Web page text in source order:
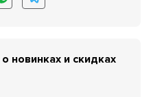
новинках и скидках